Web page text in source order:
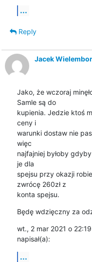
...
Reply
Jacek
Jako, że wczoraj
Samle są do
kupienia. Jedzie ktoś
ceny i
warunki dostaw nie
więc
najfajniej byłoby
je dla
spejsu przy okazji
zwrócę 260zł z
konta spejsu.
Będę wdzięczny za
wt., 2 mar 2021 o
napisał(a):
...